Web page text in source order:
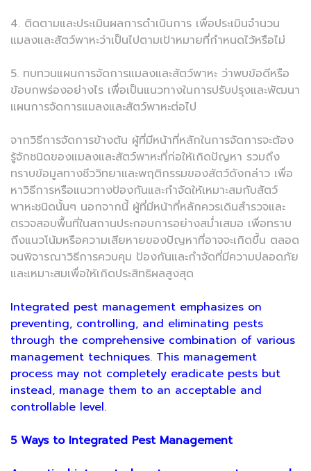
4. ติดตามและประเมินผลการดำเนินการ เพื่อประเมินจำนวน
แมลงและสัตว์พาหะว่าเป็นไปตามเป้าหมายที่กำหนดไว้หรือไม่
5. ทบทวนแผนการจัดการแมลงและสัตว์พาหะ ว่าพบข้อดีหรือ
ข้อบกพร่องอย่างไร เพื่อเป็นแนวทางในการปรับปรุงและพัฒนา
แผนการจัดการแมลงและสัตว์พาหะต่อไป
จากวิธีการจัดการข้างต้น ผู้ที่มีหน้าที่หลักในการจัดการจะต้อง
รู้จักชนิดของแมลงและสัตว์พาหะที่ก่อให้เกิดปัญหา รวมถึง
ทราบข้อมูลทางชีววิทยาและพฤติกรรมของสัตว์ดังกล่าว เพื่อ
หาวิธีการหรือแนวทางป้องกันและกำจัดให้เหมาะสมกับสัตว์
พาหะชนิดนั้นๆ นอกจากนี้ ผู้ที่มีหน้าที่หลักควรเดินสำรวจและ
ตรวจสอบพื้นที่ในสถานประกอบการอย่างสม่ำเสมอ เพื่อทราบ
ถึงแนวโน้มหรือความเสียหายของปัญหาที่อาจจะเกิดขึ้น ตลอด
จนพิจารณาวิธีการควบคุม ป้องกันและกำจัดที่มีความปลอดภัย
และเหมาะสมเพื่อให้เกิดประสิทธิผลสูงสุด
Integrated pest management emphasizes on
preventing, controlling, and eliminating pests
through the comprehensive combination of various
management techniques. This management
process may not completely eradicate pests but
instead, manage them to an acceptable and
controllable level.
5 Ways to Integrated Pest Management